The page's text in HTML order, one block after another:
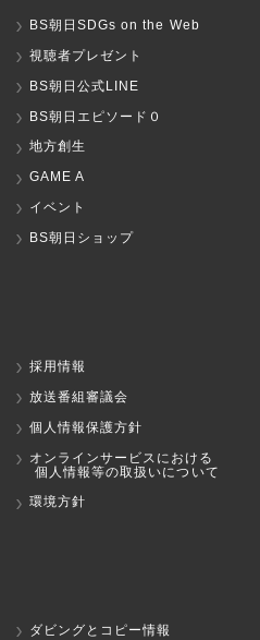
BS朝日SDGs on the Web
視聴者プレゼント
BS朝日公式LINE
BS朝日エピソード０
地方創生
GAME A
イベント
BS朝日ショップ
採用情報
放送番組審議会
個人情報保護方針
オンラインサービスにおける
個人情報等の取扱いについて
環境方針
ダビングとコピー情報